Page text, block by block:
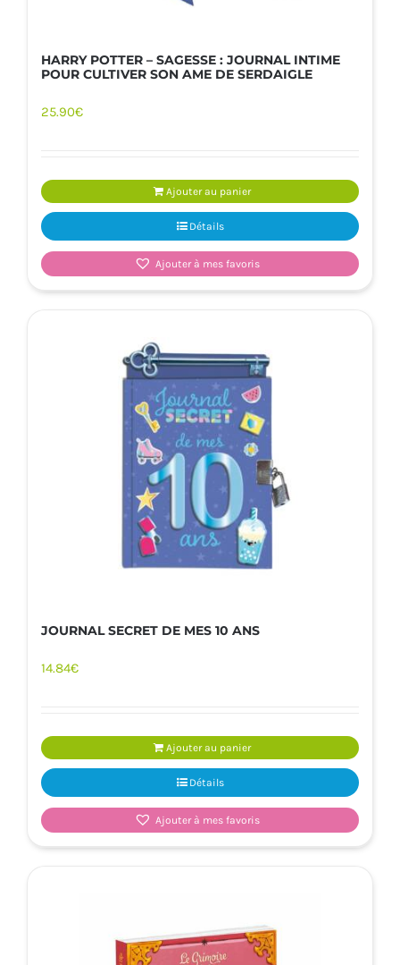
HARRY POTTER – SAGESSE : JOURNAL INTIME
POUR CULTIVER SON AME DE SERDAIGLE
25.90€
Ajouter au panier
Détails
Ajouter à mes favoris
JOURNAL SECRET DE MES 10 ANS
14.84€
Ajouter au panier
Détails
Ajouter à mes favoris